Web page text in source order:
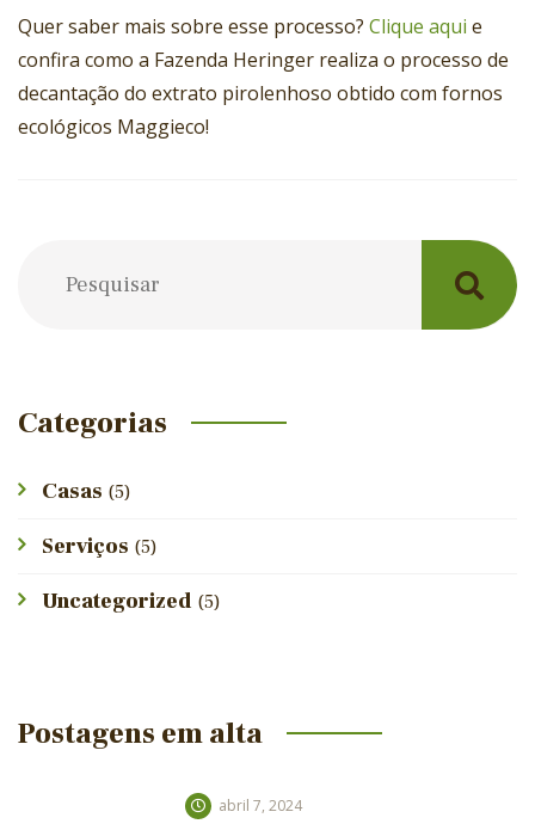
Quer saber mais sobre esse processo? Clique aqui e
confira como a Fazenda Heringer realiza o processo de
decantação do extrato pirolenhoso obtido com fornos
ecológicos Maggieco!
Categorias
Casas (5)
Serviços (5)
Uncategorized (5)
Postagens em alta
abril 7, 2024